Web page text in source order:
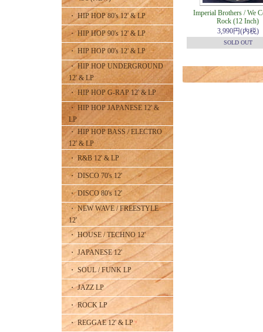
・ HIP HOP 80's 12' & LP
・ HIP HOP 90's 12' & LP
・ HIP HOP 00's 12' & LP
・ HIP HOP UNDERGROUND
12' & LP
・ HIP HOP G-RAP 12' & LP
・ HIP HOP JAPANESE 12' &
LP
・ HIP HOP BASS / ELECTRO
12' & LP
・ R&B 12' & LP
・ DISCO 70's 12'
・ DISCO 80's 12'
・ NEW WAVE / FREESTYLE
12'
・ HOUSE / TECHNO 12'
・ JAPANESE 12'
・ SOUL / FUNK LP
・ JAZZ LP
・ ROCK LP
・ REGGAE 12' & LP
Imperial Brothers / We
Rock (12 Inch)
3,990円(内税)
SOLD OUT